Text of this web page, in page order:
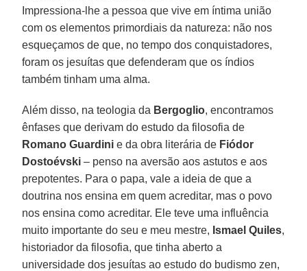
Impressiona-lhe a pessoa que vive em íntima união
com os elementos primordiais da natureza: não nos
esqueçamos de que, no tempo dos conquistadores,
foram os jesuítas que defenderam que os índios
também tinham uma alma.
Além disso, na teologia da Bergoglio, encontramos
ênfases que derivam do estudo da filosofia de
Romano Guardini e da obra literária de Fiódor
Dostoévski – penso na aversão aos astutos e aos
prepotentes. Para o papa, vale a ideia de que a
doutrina nos ensina em quem acreditar, mas o povo
nos ensina como acreditar. Ele teve uma influência
muito importante do seu e meu mestre, Ismael Quiles,
historiador da filosofia, que tinha aberto a
universidade dos jesuítas ao estudo do budismo zen,